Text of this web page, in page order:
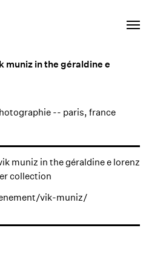
muniz in the géraldine e
-- paris, france
vik-muniz/